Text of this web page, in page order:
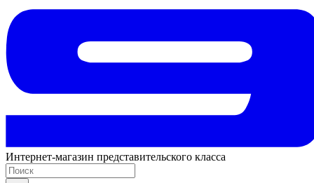
Интернет-магазин представительского класса